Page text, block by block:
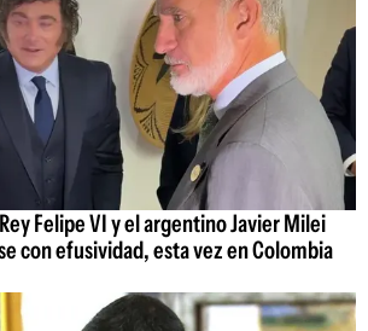
Felipe VI y el argentino Javier Milei
con efusividad, esta vez en Colombia